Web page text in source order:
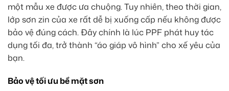
một mẫu xe được ưa chuộng. Tuy nhiên, theo thời gian,
lớp sơn zin của xe rất dễ bị xuống cấp nếu không được
bảo vệ đúng cách. Đây chính là lúc PPF phát huy tác
dụng tối đa, trở thành “áo giáp vô hình” cho xế yêu của
bạn.
Bảo vệ tối ưu bề mặt sơn